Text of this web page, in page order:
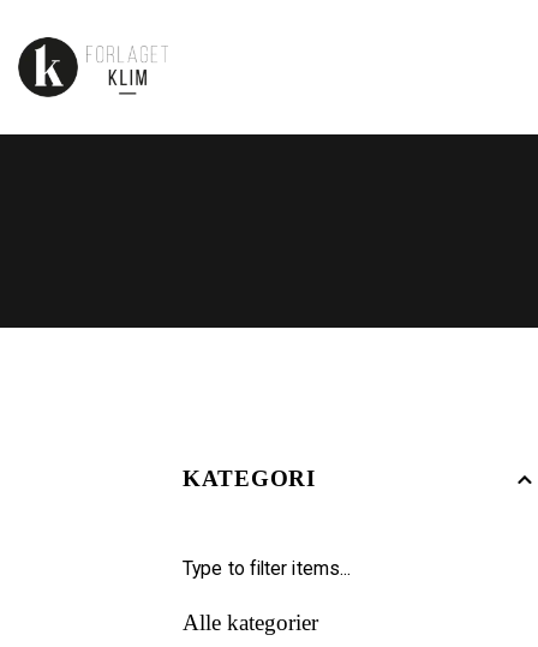
KATEGORI
Alle kategorier